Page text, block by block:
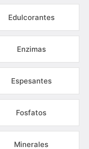
Edulcorantes
Enzimas
Espesantes
Fosfatos
Minerales